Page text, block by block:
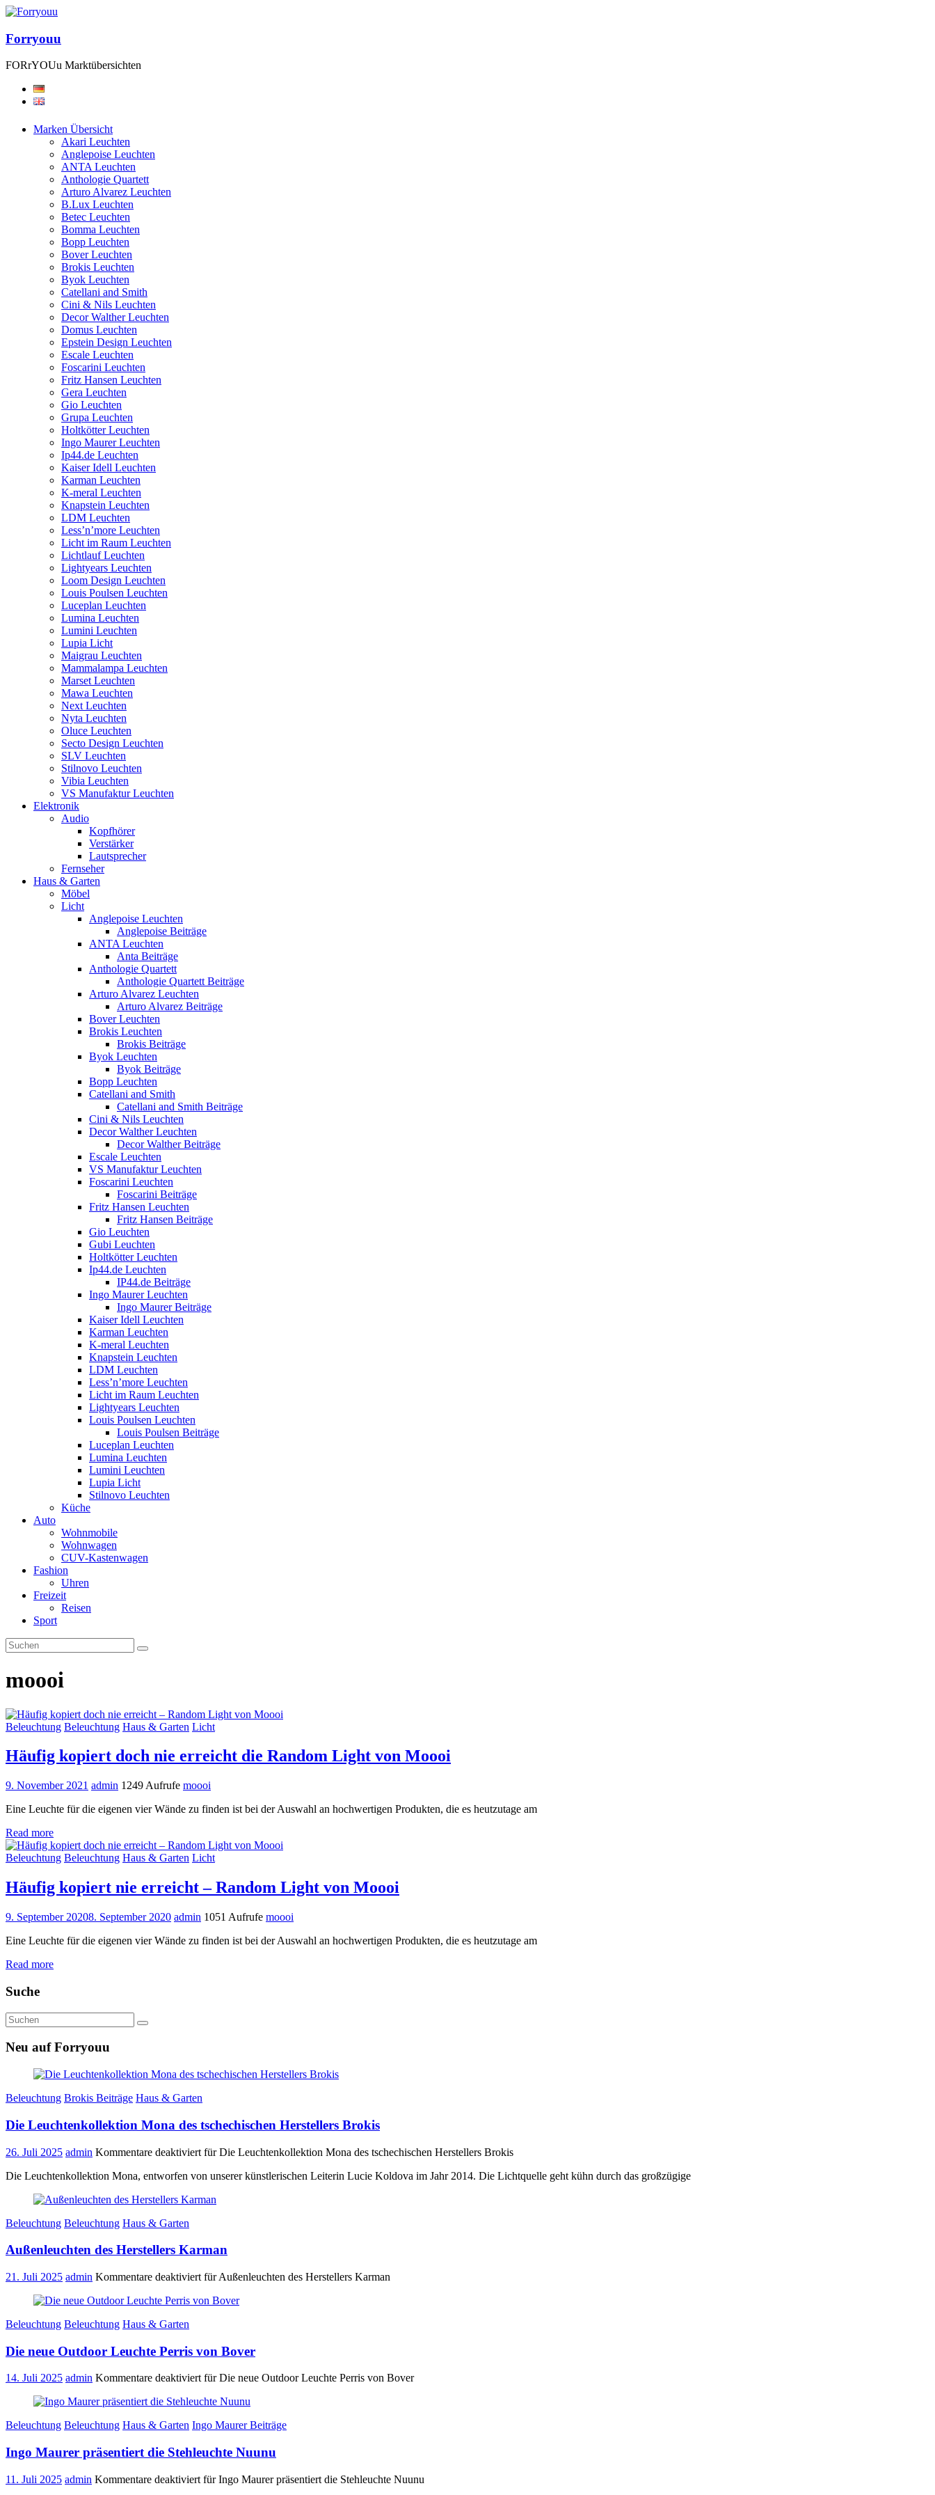
Forryouu
FORrYOUu Marktübersichten
Marken Übersicht
Akari Leuchten
Anglepoise Leuchten
ANTA Leuchten
Anthologie Quartett
Arturo Alvarez Leuchten
B.Lux Leuchten
Betec Leuchten
Bomma Leuchten
Bopp Leuchten
Bover Leuchten
Brokis Leuchten
Byok Leuchten
Catellani and Smith
Cini & Nils Leuchten
Decor Walther Leuchten
Domus Leuchten
Epstein Design Leuchten
Escale Leuchten
Foscarini Leuchten
Fritz Hansen Leuchten
Gera Leuchten
Gio Leuchten
Grupa Leuchten
Holtkötter Leuchten
Ingo Maurer Leuchten
Ip44.de Leuchten
Kaiser Idell Leuchten
Karman Leuchten
K-meral Leuchten
Knapstein Leuchten
LDM Leuchten
Less’n’more Leuchten
Licht im Raum Leuchten
Lichtlauf Leuchten
Lightyears Leuchten
Loom Design Leuchten
Louis Poulsen Leuchten
Luceplan Leuchten
Lumina Leuchten
Lumini Leuchten
Lupia Licht
Maigrau Leuchten
Mammalampa Leuchten
Marset Leuchten
Mawa Leuchten
Next Leuchten
Nyta Leuchten
Oluce Leuchten
Secto Design Leuchten
SLV Leuchten
Stilnovo Leuchten
Vibia Leuchten
VS Manufaktur Leuchten
Elektronik
Audio
Kopfhörer
Verstärker
Lautsprecher
Fernseher
Haus & Garten
Möbel
Licht
Anglepoise Leuchten
Anglepoise Beiträge
ANTA Leuchten
Anta Beiträge
Anthologie Quartett
Anthologie Quartett Beiträge
Arturo Alvarez Leuchten
Arturo Alvarez Beiträge
Bover Leuchten
Brokis Leuchten
Brokis Beiträge
Byok Leuchten
Byok Beiträge
Bopp Leuchten
Catellani and Smith
Catellani and Smith Beiträge
Cini & Nils Leuchten
Decor Walther Leuchten
Decor Walther Beiträge
Escale Leuchten
VS Manufaktur Leuchten
Foscarini Leuchten
Foscarini Beiträge
Fritz Hansen Leuchten
Fritz Hansen Beiträge
Gio Leuchten
Gubi Leuchten
Holtkötter Leuchten
Ip44.de Leuchten
IP44.de Beiträge
Ingo Maurer Leuchten
Ingo Maurer Beiträge
Kaiser Idell Leuchten
Karman Leuchten
K-meral Leuchten
Knapstein Leuchten
LDM Leuchten
Less’n’more Leuchten
Licht im Raum Leuchten
Lightyears Leuchten
Louis Poulsen Leuchten
Louis Poulsen Beiträge
Luceplan Leuchten
Lumina Leuchten
Lumini Leuchten
Lupia Licht
Stilnovo Leuchten
Küche
Auto
Wohnmobile
Wohnwagen
CUV-Kastenwagen
Fashion
Uhren
Freizeit
Reisen
Sport
moooi
Beleuchtung Beleuchtung Haus & Garten Licht
Häufig kopiert doch nie erreicht die Random Light von Moooi
9. November 2021 admin 1249 Aufrufe moooi
Eine Leuchte für die eigenen vier Wände zu finden ist bei der Auswahl an hochwertigen Produkten, die es heutzutage am
Read more
Beleuchtung Beleuchtung Haus & Garten Licht
Häufig kopiert nie erreicht – Random Light von Moooi
9. September 20208. September 2020 admin 1051 Aufrufe moooi
Eine Leuchte für die eigenen vier Wände zu finden ist bei der Auswahl an hochwertigen Produkten, die es heutzutage am
Read more
Suche
Neu auf Forryouu
Beleuchtung Brokis Beiträge Haus & Garten
Die Leuchtenkollektion Mona des tschechischen Herstellers Brokis
26. Juli 2025 admin Kommentare deaktiviert für Die Leuchtenkollektion Mona des tschechischen Herstellers Brokis
Die Leuchtenkollektion Mona, entworfen von unserer künstlerischen Leiterin Lucie Koldova im Jahr 2014. Die Lichtquelle geht kühn durch das großzügige
Beleuchtung Beleuchtung Haus & Garten
Außenleuchten des Herstellers Karman
21. Juli 2025 admin Kommentare deaktiviert für Außenleuchten des Herstellers Karman
Beleuchtung Beleuchtung Haus & Garten
Die neue Outdoor Leuchte Perris von Bover
14. Juli 2025 admin Kommentare deaktiviert für Die neue Outdoor Leuchte Perris von Bover
Beleuchtung Beleuchtung Haus & Garten Ingo Maurer Beiträge
Ingo Maurer präsentiert die Stehleuchte Nuunu
11. Juli 2025 admin Kommentare deaktiviert für Ingo Maurer präsentiert die Stehleuchte Nuunu